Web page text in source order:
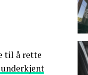
til å rette